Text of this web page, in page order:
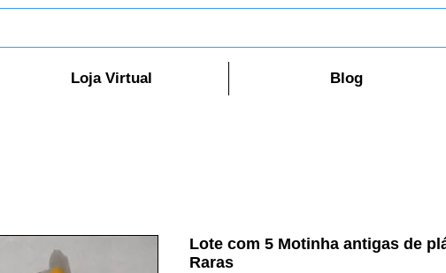
Loja Virtual Blog
Lote com 5 Motinha antigas de
Raras